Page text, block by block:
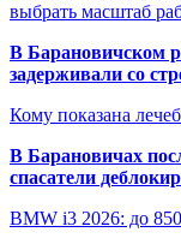
выбрать масштаб
В Барановичском
задерживали со
Кому показана
В Барановичах
спасатели
BMW i3 2026: до